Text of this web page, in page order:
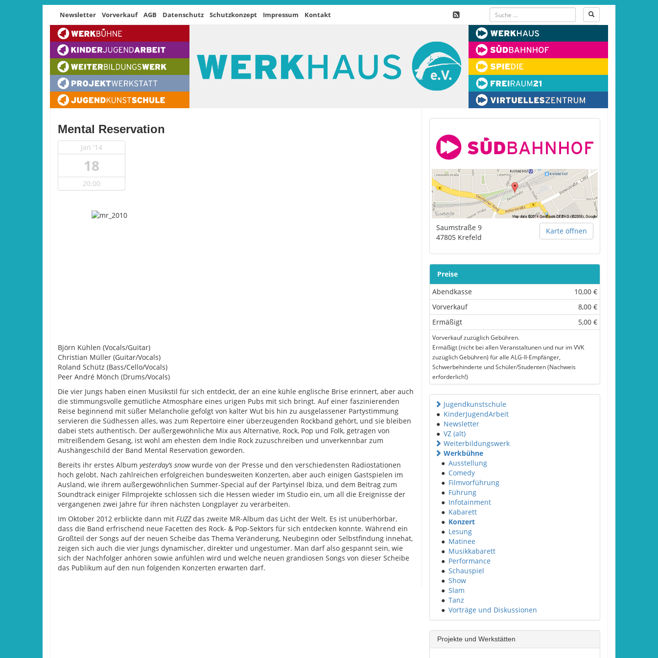
Newsletter Vorverkauf AGB Datenschutz Schutzkonzept Impressum Kontakt
Mental Reservation
Jan '14
18
20:00
Björn Kühlen (Vocals/Guitar)
Christian Müller (Guitar/Vocals)
Roland Schütz (Bass/Cello/Vocals)
Peer André Mönch (Drums/Vocals)
Die vier Jungs haben einen Musikstil für sich entdeckt, der an eine kühle englische Brise erinnert, aber auch
die stimmungsvolle gemütliche Atmosphäre eines urigen Pubs mit sich bringt. Auf einer faszinierenden
Reise beginnend mit süßer Melancholie gefolgt von kalter Wut bis hin zu ausgelassener Partystimmung
servieren die Südhessen alles, was zum Repertoire einer überzeugenden Rockband gehört, und sie bleiben
dabei stets authentisch. Der außergewöhnliche Mix aus Alternative, Rock, Pop und Folk, getragen von
mitreißendem Gesang, ist wohl am ehesten dem Indie Rock zuzuschreiben und unverkennbar zum
Aushängeschild der Band Mental Reservation geworden.
Bereits ihr erstes Album yesterday’s snowwurde von der Presse und den verschiedensten Radiostationen
hoch gelobt. Nach zahlreichen erfolgreichen bundesweiten Konzerten, aber auch einigen Gastspielen im
Ausland, wie ihrem außergewöhnlichen Summer-Special auf der Partyinsel Ibiza, und dem Beitrag zum
Soundtrack einiger Filmprojekte schlossen sich die Hessen wieder im Studio ein, um all die Ereignisse der
vergangenen zwei Jahre für ihren nächsten Longplayer zu verarbeiten.
Im Oktober 2012 erblickte dann mit FUZZdas zweite MR-Album das Licht der Welt. Es ist unüberhörbar,
dass die Band erfrischend neue Facetten des Rock- & Pop-Sektors für sich entdecken konnte. Während ein
Großteil der Songs auf der neuen Scheibe das Thema Veränderung, Neubeginn oder Selbstfindung innehat,
zeigen sich auch die vier Jungs dynamischer, direkter und ungestümer. Man darf also gespannt sein, wie
sich der Nachfolger anhören sowie anfühlen wird und welche neuen grandiosen Songs von dieser Scheibe
das Publikum auf den nun folgenden Konzerten erwarten darf.
Karte öffnen
Saumstraße 9
47805 Krefeld
Preise
Abendkasse
10,00 €
Vorverkauf
8,00 €
Ermäßigt
5,00 €
Vorverkauf zuzüglich Gebühren.
Ermäßigt (nicht bei allen Veranstaltunen und nur im VVK
zuzüglich Gebühren) für alle ALG-II-Empfänger,
Schwerbehinderte und Schüler/Studenten (Nachweis
erforderlich!)
Jugendkunstschule
● KinderJugendArbeit
● Newsletter
● VZ (alt)
Weiterbildungswerk
Werkbühne
● Ausstellung
● Comedy
● Filmvorführung
● Führung
● Infotainment
● Kabarett
● Konzert
● Lesung
● Matinee
● Musikkabarett
● Performance
● Schauspiel
● Show
● Slam
● Tanz
● Vorträge und Diskussionen
Projekte und Werkstätten